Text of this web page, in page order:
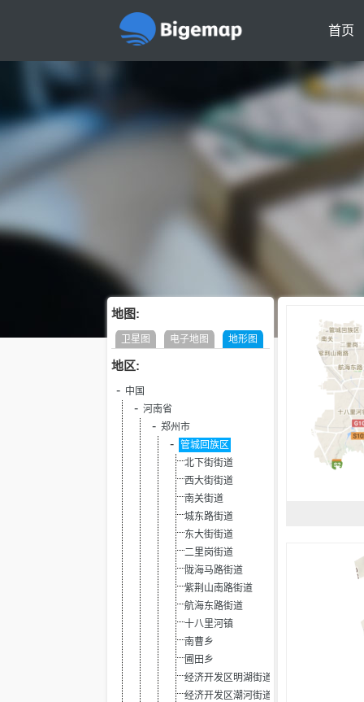
首页
地图:
卫星图 电子地图 地形图
地区:
中国
河南省
郑州市
管城回族区
北下街街道
西大街街道
南关街道
城东路街道
东大街街道
二里岗街道
陇海马路街道
紫荆山南路街道
航海东路街道
十八里河镇
南曹乡
圃田乡
经济开发区明湖街道
经济开发区潮河街道